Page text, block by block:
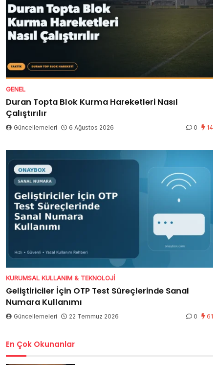
GENEL
Duran Topta Blok Kurma Hareketleri Nasıl
Çalıştırılır
Güncellemeleri 6 Ağustos 2026 0 14
KURUMSAL KULLANIM & TEKNOLOJI
Geliştiriciler İçin OTP Test Süreçlerinde Sanal
Numara Kullanımı
Güncellemeleri 22 Temmuz 2026 0 61
En Çok Okunanlar